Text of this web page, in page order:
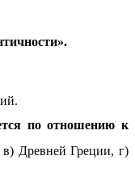
по отношению к
Древней Греции, г)